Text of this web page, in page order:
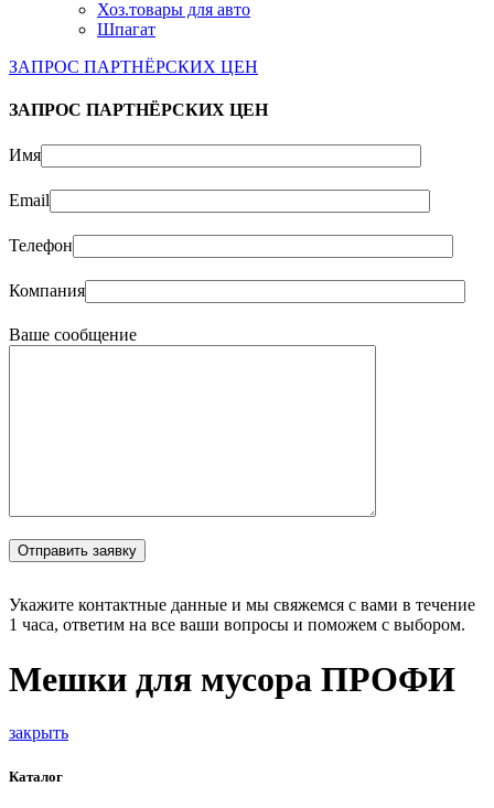
Хоз.товары для авто
Шпагат
ЗАПРОС ПАРТНЁРСКИХ ЦЕН
ЗАПРОС ПАРТНЁРСКИХ ЦЕН
Имя
Email
Телефон
Компания
Ваше сообщение
Укажите контактные данные и мы свяжемся с вами в течение
1 часа, ответим на все ваши вопросы и поможем с выбором.
Мешки для мусора ПРОФИ
закрыть
Каталог